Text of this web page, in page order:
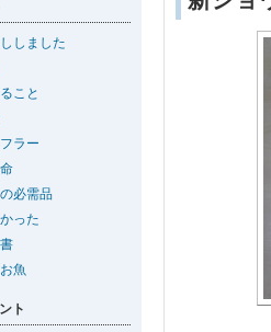
しました
こと
ラー
必需品
った
魚
ト